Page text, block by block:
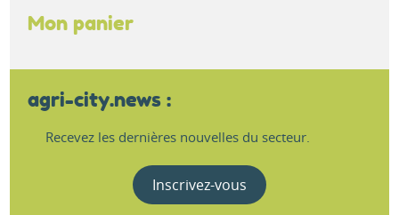
Mon panier
agri-city.news :
Recevez les dernières nouvelles du secteur.
Inscrivez-vous